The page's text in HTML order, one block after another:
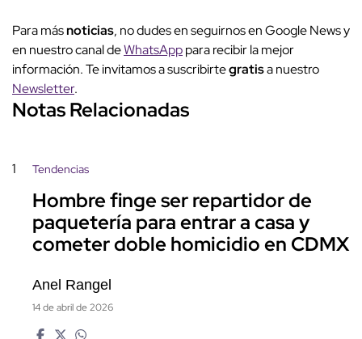
Para másnoticias, no dudes en seguirnos en Google News y
en nuestro canal deWhatsApppara recibir la mejor
información. Te invitamos a suscribirtegratisa nuestro
Newsletter.
Notas Relacionadas
1 Tendencias
Hombre finge ser repartidor de
paquetería para entrar a casa y
cometer doble homicidio en CDMX
Anel Rangel
14 de abril de 2026